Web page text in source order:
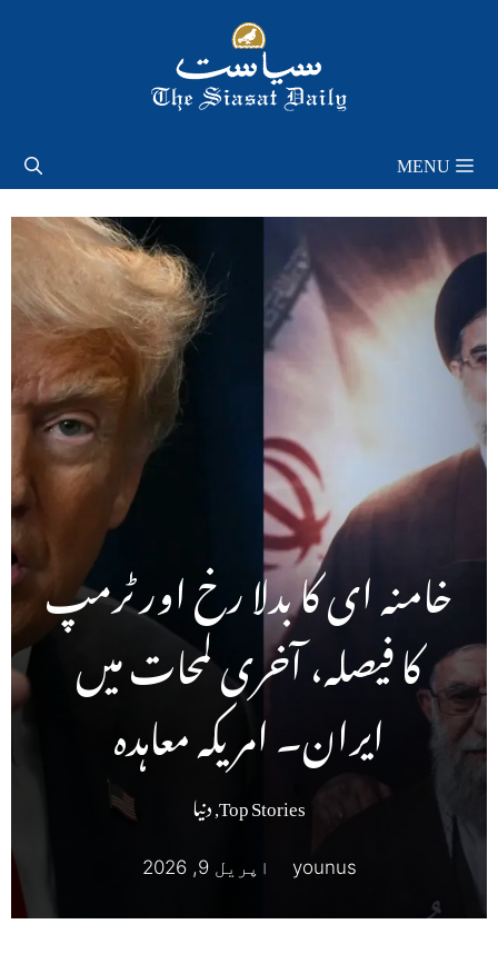
MENU
خامنہ ای کا بدلا رخ اور ٹرمپ
کا فیصلہ، آخری لمحات میں
ایران۔ امریکہ معاہدہ
Top Stories
,دنیا
younus اپریل 9, 2026